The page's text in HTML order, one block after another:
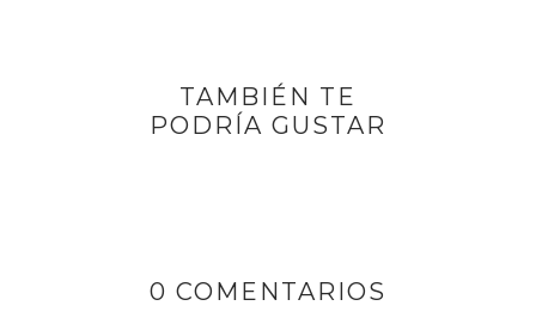
TAMBIÉN TE
PODRÍA GUSTAR
0 COMENTARIOS